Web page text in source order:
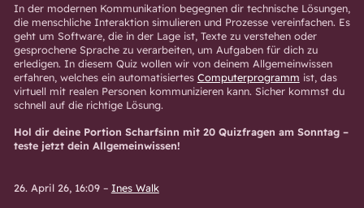
In der modernen Kommunikation begegnen dir technische Lösungen,
die menschliche Interaktion simulieren und Prozesse vereinfachen. Es
geht um Software, die in der Lage ist, Texte zu verstehen oder
gesprochene Sprache zu verarbeiten, um Aufgaben für dich zu
erledigen. In diesem Quiz wollen wir von deinem Allgemeinwissen
erfahren, welches ein automatisiertes Computerprogramm ist, das
virtuell mit realen Personen kommunizieren kann. Sicher kommst du
schnell auf die richtige Lösung.
Hol dir deine Portion Scharfsinn mit 20 Quizfragen am Sonntag –
teste jetzt dein Allgemeinwissen!
26. April 26, 16:09– Ines Walk